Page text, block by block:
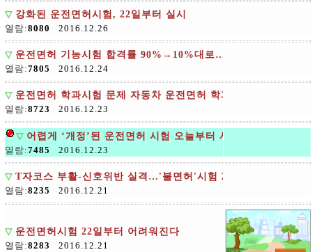
▽ 강화된 운전면허시험, 22일부터 실시
열람:8080 2016.12.26
▽ 운전면허 기능시험 합격률 90%→10%대로…응시자들 어리둥절
열람:7805 2016.12.24
▽ 운전면허 학과시험 문제 자동차 운전면허 학과시험 문제공개
열람:8723 2016.12.23
▽ 어렵게 ‘개정’된 운전면허 시험 오늘부터 시행
열람:7485 2016.12.23
▽ T자코스 부활-신호위반 실격…'불면허'시험 22일 시행
열람:8235 2016.12.21
▽ 운전면허시험 22일부터 어려워진다
열람:8283 2016.12.21